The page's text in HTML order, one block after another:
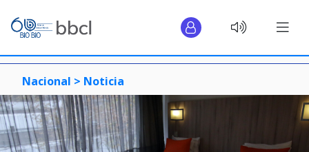
Nacional > Noticia